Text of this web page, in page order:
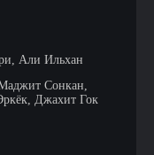
Али Ильхан
Сонкан,
Джахит Гок